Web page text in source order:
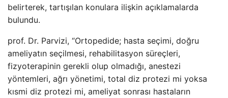
belirterek, tartışılan konulara ilişkin açıklamalarda
bulundu.
prof. Dr. Parvizi, “Ortopedide; hasta seçimi, doğru
ameliyatın seçilmesi, rehabilitasyon süreçleri,
fizyoterapinin gerekli olup olmadığı, anestezi
yöntemleri, ağrı yönetimi, total diz protezi mi yoksa
kısmi diz protezi mi, ameliyat sonrası hastaların